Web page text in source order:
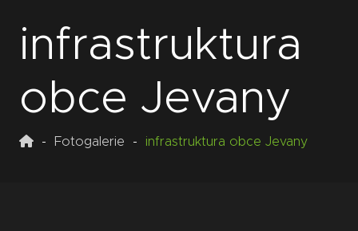
infrastruktura
obce Jevany
Fotogalerie infrastruktura obce Jevany